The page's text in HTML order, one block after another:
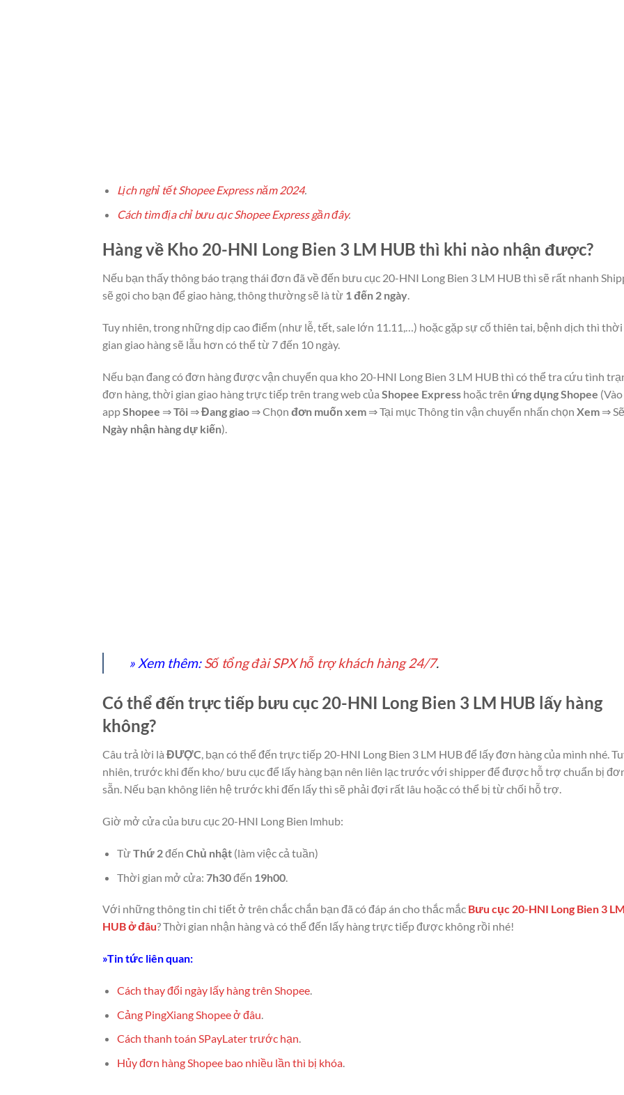
Lịch nghỉ tết Shopee Express năm 2024.
Cách tìm địa chỉ bưu cục Shopee Express gần đây.
Hàng về Kho 20-HNI Long Bien 3 LM HUB thì khi nào nhận được?
Nếu bạn thấy thông báo trạng thái đơn đã về đến bưu cục 20-HNI Long Bien 3 LM HUB thì sẽ rất nhanh
sẽ gọi cho bạn để giao hàng, thông thường sẽ là từ 1 đến 2 ngày.
Tuy nhiên, trong những dịp cao điểm (như lễ, tết, sale lớn 11.11,…) hoặc gặp sự cố thiên tai, bệnh dịch thì thời
gian giao hàng sẽ lẫu hơn có thể từ 7 đến 10 ngày.
Nếu bạn đang có đơn hàng được vận chuyển qua kho 20-HNI Long Bien 3 LM HUB thì có thể tra cứu tình
đơn hàng, thời gian giao hàng trực tiếp trên trang web của Shopee Express hoặc trên ứng dụng Shopee (Vào
appShopee ⇒Tôi ⇒Đang giao ⇒ Chọn đơn muốn xem ⇒ Tại mục Thông tin vận chuyển nhấn chọn Xem ⇒
Ngày nhận hàng dự kiến).
» Xem thêm: Số tổng đài SPX hỗ trợ khách hàng 24/7.
Có thể đến trực tiếp bưu cục 20-HNI Long Bien 3 LM HUB lấy hàng
không?
Câu trả lời là ĐƯỢC, bạn có thể đến trực tiếp 20-HNI Long Bien 3 LM HUB để lấy đơn hàng của mình nhé.
nhiên, trước khi đến kho/ bưu cục để lấy hàng bạn nên liên lạc trước với shipper để được hỗ trợ chuẩn bị
sẵn. Nếu bạn không liên hệ trước khi đến lấy thì sẽ phải đợi rất lâu hoặc có thể bị từ chối hỗ trợ.
Giờ mở cửa của bưu cục 20-HNI Long Bien lmhub:
TừThứ 2đến Chủ nhật(làm việc cả tuần)
Thời gian mở cửa: 7h30đến 19h00.
Với những thông tin chi tiết ở trên chắc chắn bạn đã có đáp án cho thắc mắc Bưu cục 20-HNI Long Bien 3
HUB ở đâu? Thời gian nhận hàng và có thể đến lấy hàng trực tiếp được không rồi nhé!
»Tin tức liên quan:
Cách thay đổi ngày lấy hàng trên Shopee.
Cảng PingXiang Shopee ở đâu
Cách thanh toán SPayLater trước hạn.
Hủy đơn hàng Shopee bao nhiều lần thì bị khóa.